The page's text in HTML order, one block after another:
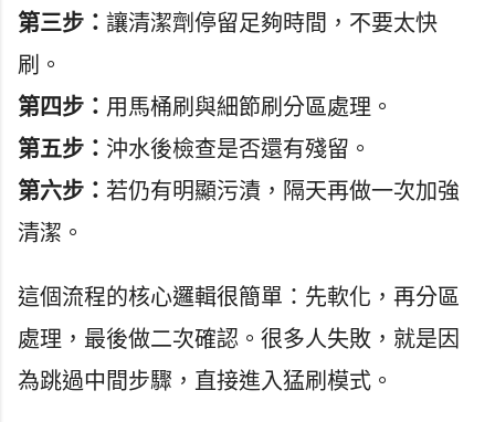
第三步： 讓清潔劑停留足夠時間，不要太快
刷。
第四步： 用馬桶刷與細節刷分區處理。
第五步： 沖水後檢查是否還有殘留。
第六步： 若仍有明顯污漬，隔天再做一次加強
清潔。
這個流程的核心邏輯很簡單：先軟化，再分區
處理，最後做二次確認。很多人失敗，就是因
為跳過中間步驟，直接進入猛刷模式。